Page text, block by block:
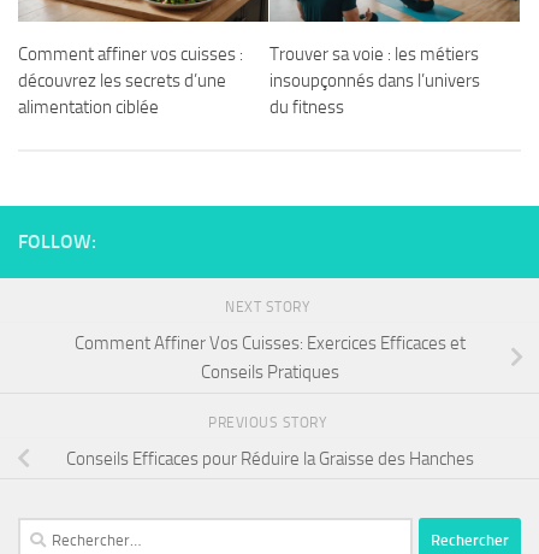
Comment affiner vos cuisses :
découvrez les secrets d’une
alimentation ciblée
Trouver sa voie : les métiers
insoupçonnés dans l’univers
du fitness
FOLLOW:
NEXT STORY
Comment Affiner Vos Cuisses: Exercices Efficaces et
Conseils Pratiques
PREVIOUS STORY
Conseils Efficaces pour Réduire la Graisse des Hanches